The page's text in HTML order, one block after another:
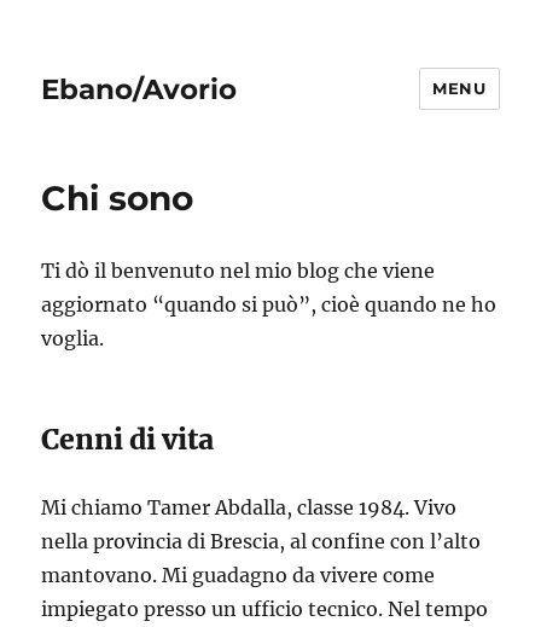
Ebano/Avorio MENU
Chi sono
Ti dò il benvenuto nel mio blog che viene
aggiornato “quando si può”, cioè quando ne ho
voglia.
Cenni di vita
Mi chiamo Tamer Abdalla, classe 1984. Vivo
nella provincia di Brescia, al confine con l’alto
mantovano. Mi guadagno da vivere come
impiegato presso un ufficio tecnico. Nel tempo